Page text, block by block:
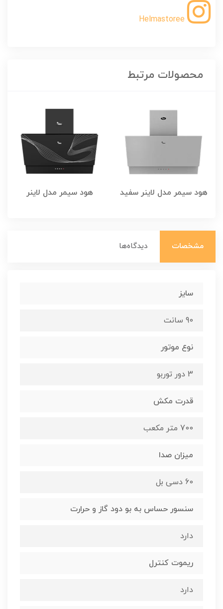
Helmastoree
محصولات مرتبط
هود سیمر مدل لاینر سفید هود سیمر مدل لاینر
مشخصات دیدگاه‌ها
سایز
90 سانت
نوع موتور
3 دور توربو
قدرت مکش
700 متر مکعب
میزان صدا
60 دسی بل
سنسور حساس به بو دود گاز و حرارت
دارد
ریموت کنترل
دارد